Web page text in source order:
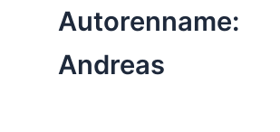
Autorenname:
Andreas